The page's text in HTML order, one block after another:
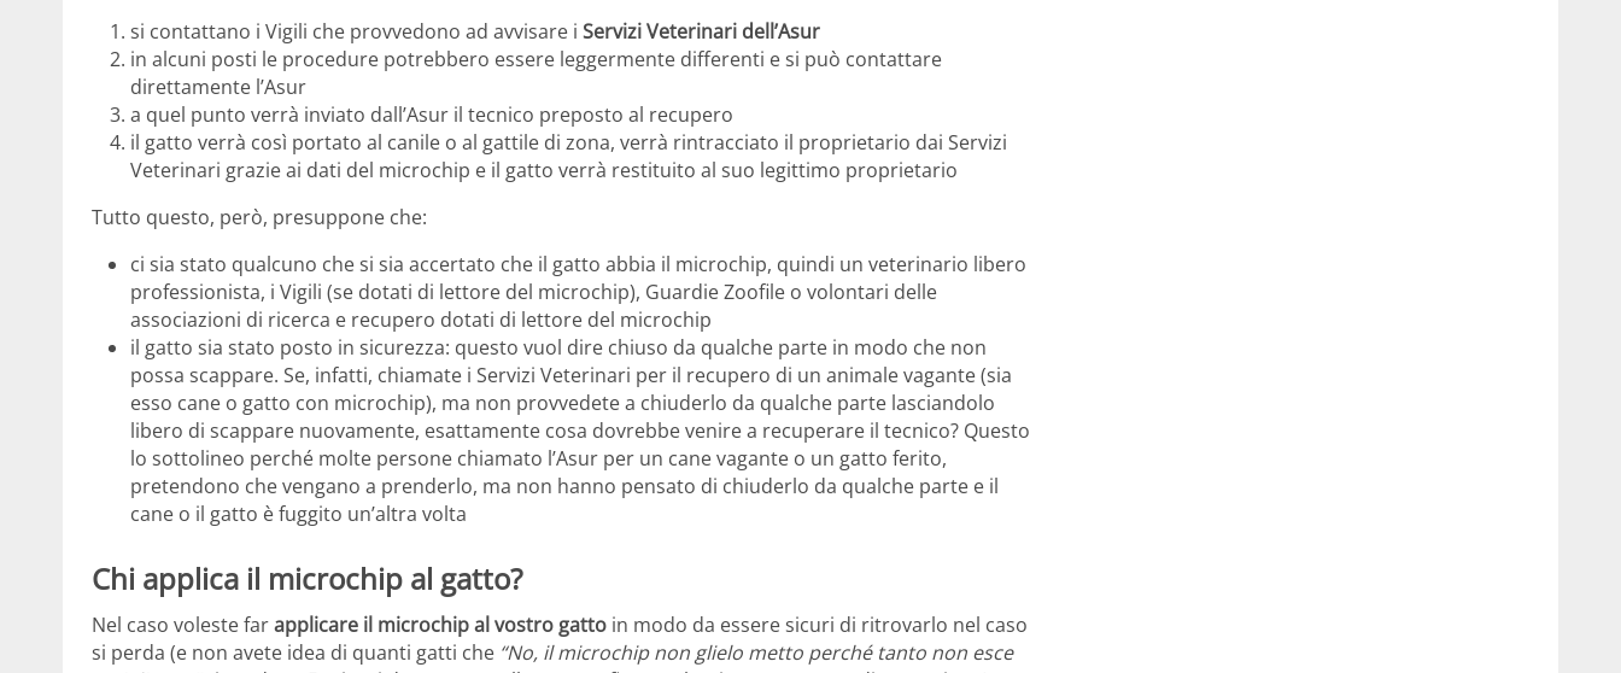
si contattano i Vigili che provvedono ad avvisare i Servizi Veterinari dell’Asur
in alcuni posti le procedure potrebbero essere leggermente differenti e si può contattare
direttamente l’Asur
a quel punto verrà inviato dall’Asur il tecnico preposto al recupero
il gatto verrà così portato al canile o al gattile di zona, verrà rintracciato il proprietario dai Servizi
Veterinari grazie ai dati del microchip e il gatto verrà restituito al suo legittimo proprietario
Tutto questo, però, presuppone che:
ci sia stato qualcuno che si sia accertato che il gatto abbia il microchip, quindi un veterinario libero
professionista, i Vigili (se dotati di lettore del microchip), Guardie Zoofile o volontari delle
associazioni di ricerca e recupero dotati di lettore del microchip
il gatto sia stato posto in sicurezza: questo vuol dire chiuso da qualche parte in modo che non
possa scappare. Se, infatti, chiamate i Servizi Veterinari per il recupero di un animale vagante (sia
esso cane o gatto con microchip), ma non provvedete a chiuderlo da qualche parte lasciandolo
libero di scappare nuovamente, esattamente cosa dovrebbe venire a recuperare il tecnico? Questo
lo sottolineo perché molte persone chiamato l’Asur per un cane vagante o un gatto ferito,
pretendono che vengano a prenderlo, ma non hanno pensato di chiuderlo da qualche parte e il
cane o il gatto è fuggito un’altra volta
Chi applica il microchip al gatto?
Nel caso voleste farapplicare il microchip al vostro gatto in modo da essere sicuri di ritrovarlo nel caso
si perda (e non avete idea di quanti gatti che “No, il microchip non glielo metto perché tanto non esce